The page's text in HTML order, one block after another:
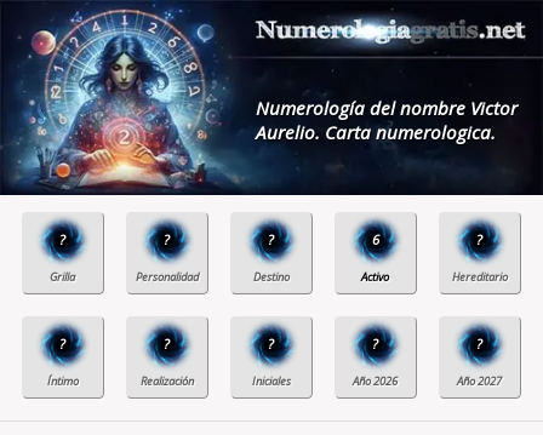
Numerología del nombre Victor
Aurelio. Carta numerologica.
? ? ? 6 ?
? ? ? ? ?